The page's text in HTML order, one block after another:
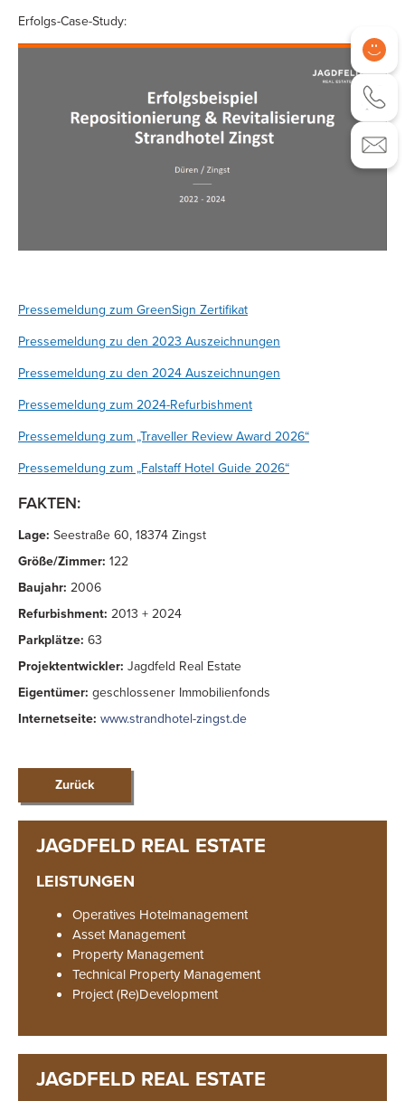
Erfolgs-Case-Study:
Pressemeldung zum GreenSign Zertifikat
Pressemeldung zu den 2023 Auszeichnungen
Pressemeldung zu den 2024 Auszeichnungen
Pressemeldung zum 2024-Refurbishment
Pressemeldung zum „Traveller Review Award 2026“
Pressemeldung zum „Falstaff Hotel Guide 2026“
FAKTEN:
Lage: Seestraße 60, 18374 Zingst
Größe/Zimmer: 122
Baujahr: 2006
Refurbishment: 2013 + 2024
Parkplätze: 63
Projektentwickler: Jagdfeld Real Estate
Eigentümer: geschlossener Immobilienfonds
Internetseite: www.strandhotel-zingst.de
Zurück
LEISTUNGEN
Operatives Hotelmanagement
Asset Management
Property Management
Technical Property Management
Project (Re)Development